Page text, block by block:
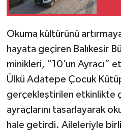
Okuma kültürünü
hayata geçiren Balıkesir
minikleri, “10’un Ayracı”
Ülkü Adatepe Çocuk
gerçekleştirilen etkinlikte
ayraçlarını tasarlayarak
hale getirdi. Aileleriyle